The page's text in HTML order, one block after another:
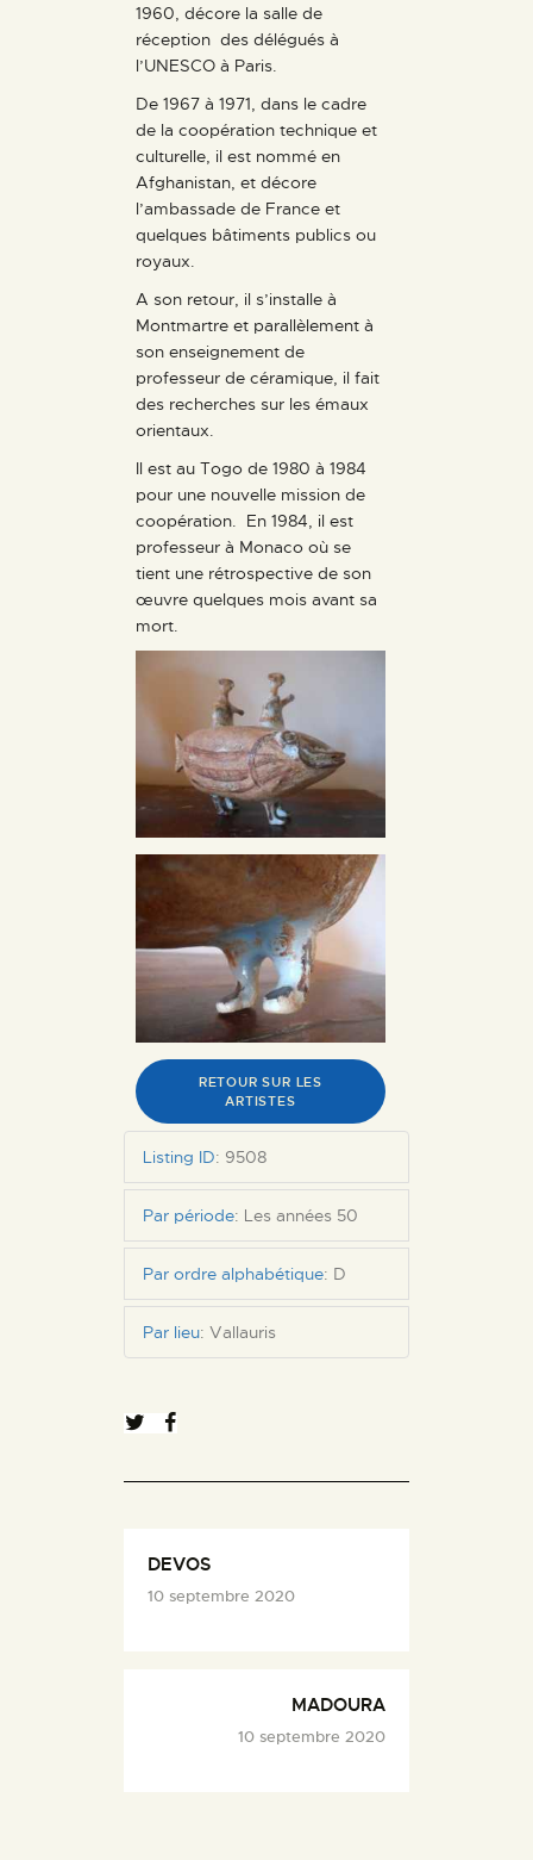
1960, décore la salle de
réception des délégués à
l’UNESCO à Paris.
De 1967 à 1971, dans le cadre
de la coopération technique et
culturelle, il est nommé en
Afghanistan, et décore
l’ambassade de France et
quelques bâtiments publics ou
royaux.
A son retour, il s’installe à
Montmartre et parallèlement à
son enseignement de
professeur de céramique, il fait
des recherches sur les émaux
orientaux.
Il est au Togo de 1980 à 1984
pour une nouvelle mission de
coopération. En 1984, il est
professeur à Monaco où se
tient une rétrospective de son
œuvre quelques mois avant sa
mort.
RETOUR SUR LES
ARTISTES
Listing ID: 9508
Par période: Les années 50
Par ordre alphabétique: D
Par lieu: Vallauris
DEVOS
10 septembre 2020
MADOURA
10 septembre 2020